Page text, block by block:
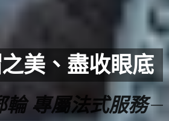
美、盡收眼底
輪 專屬法式服務